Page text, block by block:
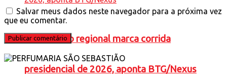
Polarização regional marca corrida
presidencial de 2026, aponta BTG/Nexus
Salvar meus dados neste navegador para a próxima vez
que eu comentar.